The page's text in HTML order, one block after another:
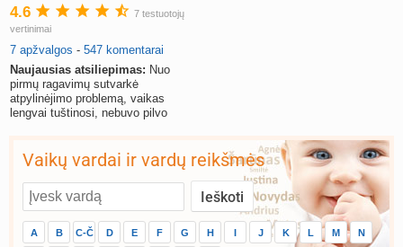
4.6
7 testuotojų
vertinimai
7 apžvalgos - 547 komentarai
Naujausias atsiliepimas: Nuo
pirmų ragavimų sutvarkė
atpylinėjimo problemą, vaikas
lengvai tuštinosi, nebuvo pilvo
Vaikų vardai ir vardų reikšmės
A B C-Č D E F G H J K L M N